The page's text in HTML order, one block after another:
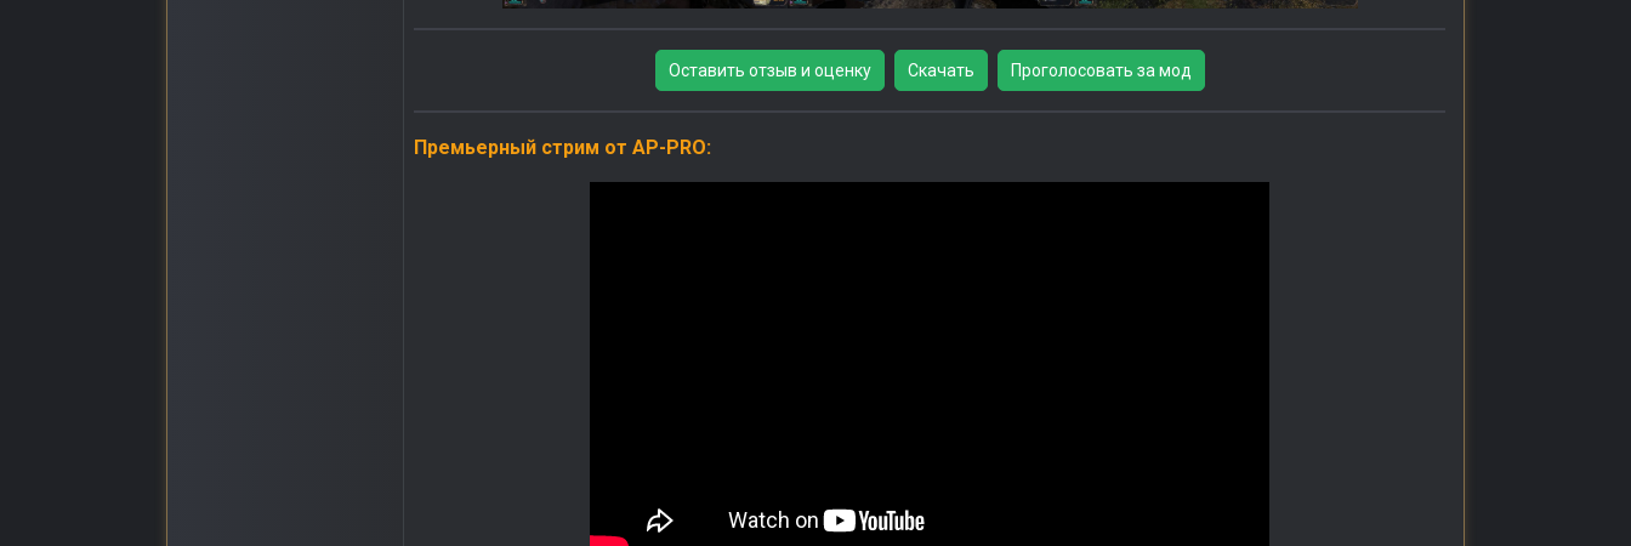
Оставить отзыв и оценку Скачать Проголосовать за мод
Премьерный стрим от AP-PRO: